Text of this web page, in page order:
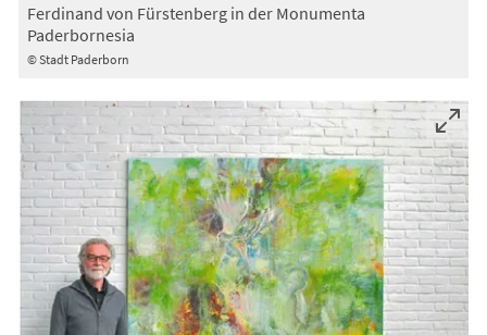
© Stadt Paderborn
Ferdinand von Fürstenberg in der Monumenta
Paderbornesia